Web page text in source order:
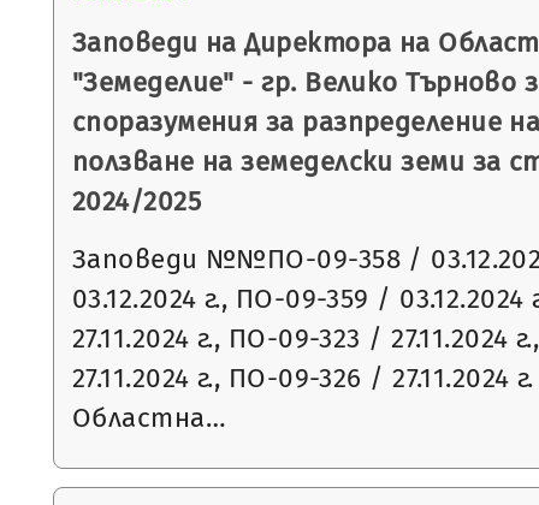
Заповеди на Директора на
"Земеделие" - гр. Велико Търново
споразумения за разпределение
ползване на земеделски земи за
2024/2025
Заповеди №№ПО-09-358 /
03.12.2024 г., ПО-09-359 /
27.11.2024 г., ПО-09-323 / 27.11.2024
27.11.2024 г., ПО-09-326 / 27.11.2024
Областна…